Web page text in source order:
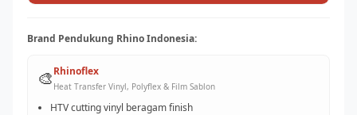
Brand Pendukung Rhino Indonesia:
🎨Rhinoflex
Heat Transfer Vinyl, Polyflex & Film Sablon
HTV cutting vinyl beragam finish